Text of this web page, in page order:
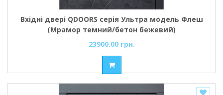
Вхідні двері QDOORS серія Ультра модель Флеш
(Мрамор темний/бетон бежевий)
23900.00 грн.